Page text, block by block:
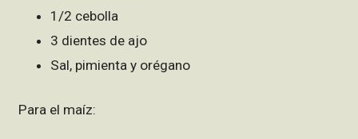
1/2 cebolla
3 dientes de ajo
Sal, pimienta y orégano
Para el maíz: